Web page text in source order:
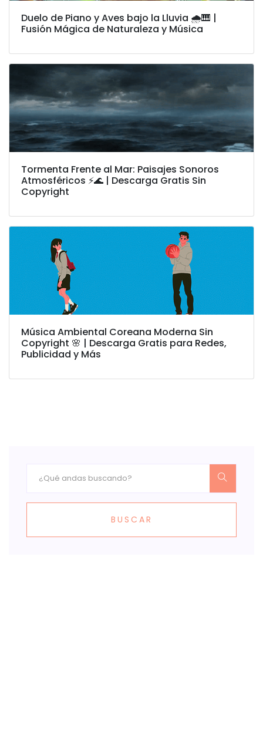
Duelo de Piano y Aves bajo la Lluvia 🌧️🎹 |
Fusión Mágica de Naturaleza y Música
Tormenta Frente al Mar: Paisajes Sonoros
Atmosféricos ⚡🌊 | Descarga Gratis Sin
Copyright
Música Ambiental Coreana Moderna Sin
Copyright 🌸 | Descarga Gratis para Redes,
Publicidad y Más
BUSCAR